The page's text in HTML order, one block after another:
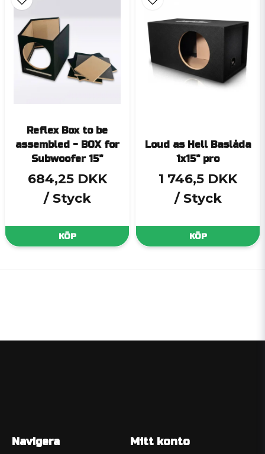
Reflex Box to be
assembled - BOX for
Subwoofer 15"
684,25 DKK
/ Styck
KÖP
Loud as Hell Baslåda
1x15" pro
1 746,5 DKK
/ Styck
KÖP
Navigera Mitt konto